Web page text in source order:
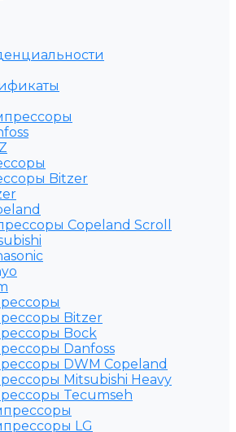
Bitzer
Copeland Scroll
Bitzer
Bock
Danfoss
DWM Copeland
Mitsubishi Heavy
Tecumseh
LG